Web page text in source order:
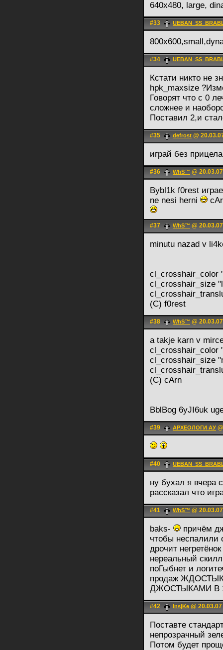
640x480, large,
#33
#34
Кстати никто не
hpk_maxsize
Говорят что с 0
сложнее и
Поставил 2,и
#35 defrost @
играй без
#36 WhS™ @
Bybl1k f0rest
ne nesi herni
#37 WhS™ @
minutu nazad v
cl_crosshair_color
cl_crosshair_size
(C) f0rest
#38 WhS™ @
a takje karn v
cl_crosshair_color
cl_crosshair_size
(C) cArn
BblBog 6yJI6uk
#39 АРХЕОЛОГИ АУ
#40
ну бухал я вчера
рассказал что
#41 WhS™ @
baks-
причём
чтобы неспалили
дрочит
нереальный
поГыбнет и
продаж
ДЖОСТЫКАМИ В
#42 InsjKe @
Поставте
непрозрачный
Потом будет